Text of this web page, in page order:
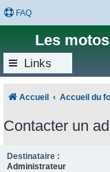
FAQ
Les
Links
Accueil Accueil du
Contacter un
Destinataire :
Administrateur